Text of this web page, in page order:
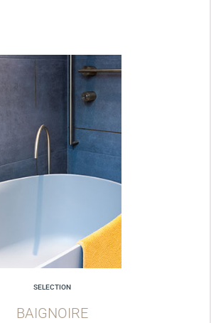
SELECTION
BAIGNOIRE